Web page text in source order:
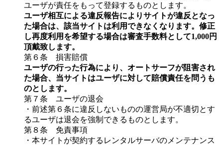
ユーザが責任をもって登録するものとします。
ユーザ相互による違反報告によりサイトが違反となっ
た場合は、該当サイトは利用できなくなります。修正
し再度利用を希望する場合は審査手数料として1,000円
頂戴致します。
第６条 損害賠償
ユーザの行った行為により、オートサーフが阻害され
た場合、当サイトはユーザに対して賠償責任を問うも
のとします。
第７条 ユーザの退会
・前述第６条に違反しないものの運営局が不適切とす
るユーザは退会を強制できるものとします。
第８条 免責事項
・本サイトが契約するレンタルサーバのメンテナンス